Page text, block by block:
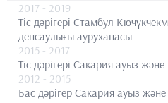
2017 - 2019
Тіс дәрігері Стамбул
денсаулығы ауруханасы
2015 - 2017
Тіс дәрігері Сакария ауыз және
2012 - 2015
Бас дәрігер Сакария ауыз